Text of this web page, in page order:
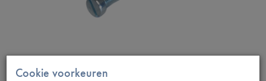
Cookie voorkeuren